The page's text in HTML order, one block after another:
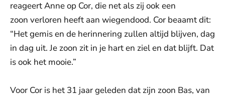
reageert Anne op Cor, die net als zij ook een
zoon verloren heeft aan wiegendood. Cor beaamt dit:
“Het gemis en de herinnering zullen altijd blijven, dag
in dag uit. Je zoon zit in je hart en ziel en dat blijft. Dat
is ook het mooie.”
Voor Cor is het 31 jaar geleden dat zijn zoon Bas, van